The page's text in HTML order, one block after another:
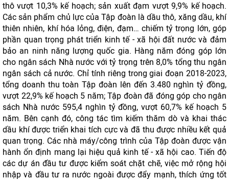
thô vượt 10,3% kế hoạch; sản xuất đạm vượt 9,9% kế hoạch.
Các sản phẩm chủ lực của Tập đoàn là dầu thô, xăng dầu, khí
thiên nhiên, khí hóa lỏng, điện, đạm… chiếm tỷ trọng lớn, góp
phần quan trọng phát triển kinh tế - xã hội đất nước và đảm
bảo an ninh năng lượng quốc gia. Hàng năm đóng góp lớn
cho ngân sách Nhà nước với tỷ trọng trên 8,0% tổng thu ngân
ngân sách cả nước. Chỉ tính riêng trong giai đoạn 2018-2023,
tổng doanh thu toàn Tập đoàn lên đến 3.480 nghìn tỷ đồng,
vượt 22,9% kế hoạch 5 năm; Tập đoàn đã đóng góp cho ngân
sách Nhà nước 595,4 nghìn tỷ đồng, vượt 60,7% kế hoạch 5
năm. Bên cạnh đó, công tác tìm kiếm thăm dò và khai thác
dầu khí được triển khai tích cực và đã thu được nhiều kết quả
quan trọng. Các nhà máy/công trình của Tập đoàn được vận
hành ổn định mang lại hiệu quả kinh tế - xã hội cao. Tiến độ
các dự án đầu tư được kiểm soát chặt chẽ, việc mở rộng hội
nhập và đầu tư ra nước ngoài được đẩy mạnh, thích ứng tốt